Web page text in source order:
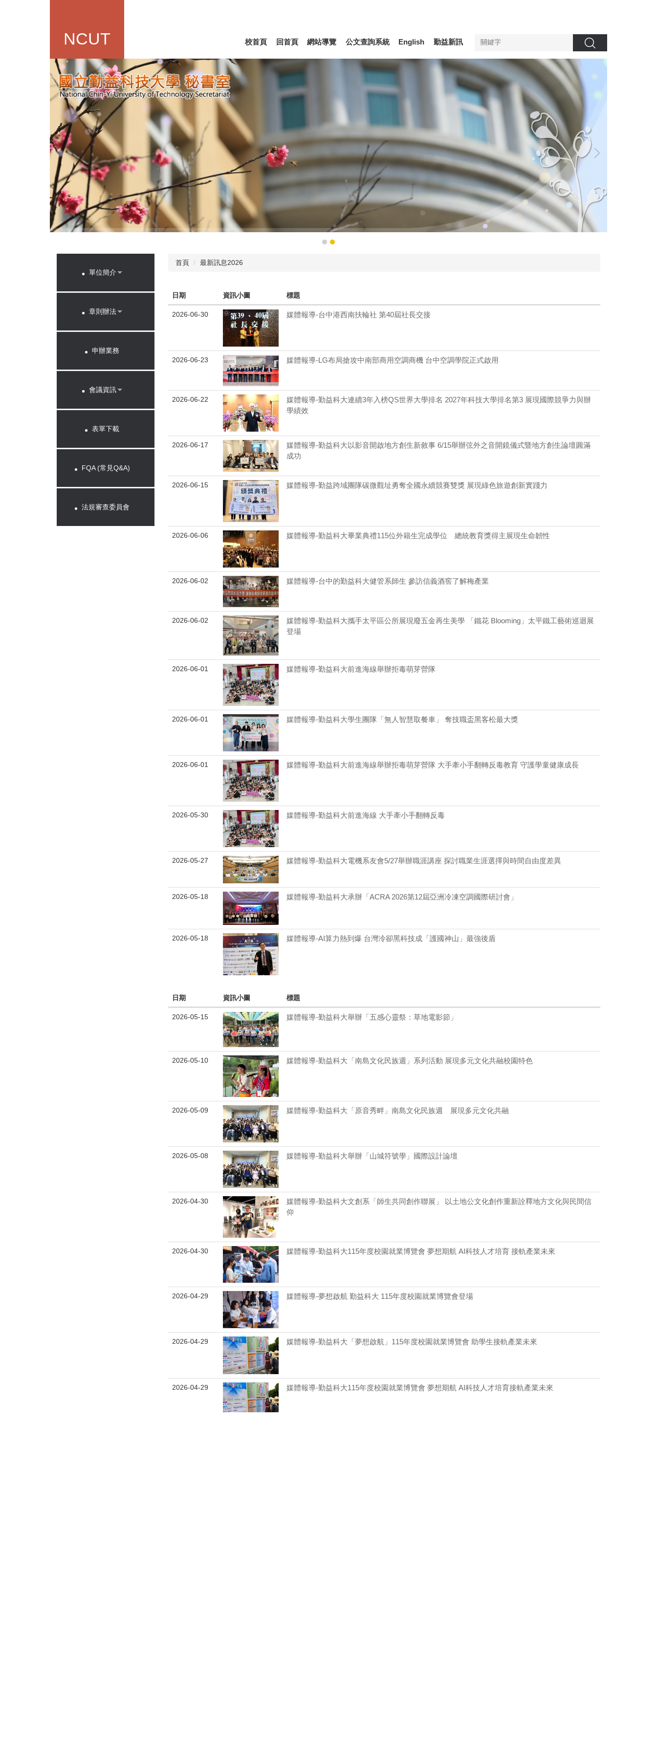
NCUT 校首頁 回首頁 網站導覽 公文查詢系統 English 勤益新訊 搜尋
單位簡介
章則辦法
申辦業務
會議資訊
表單下載
FQA (常見Q&A)
法規審查委員會
首頁 最新訊息2026
日期 資訊小圖 標題
2026-06-30 媒體報導-台中港西南扶輪社 第40屆社長交接
2026-06-23 媒體報導-LG布局搶攻中南部商用空調商機 台中空調學院正式啟用
2026-06-22
媒體報導-勤益科大連續3年入榜QS世界大學排名 2027年科技大學排名第3 展現國際競爭力與辦
學績效
2026-06-17
媒體報導-勤益科大以影音開啟地方創生新敘事 6/15舉辦弦外之音開鏡儀式暨地方創生論壇圓滿
成功
2026-06-15 媒體報導-勤益跨域團隊碳微觀址勇奪全國永續競賽雙獎 展現綠色旅遊創新實踐力
2026-06-06 媒體報導-勤益科大畢業典禮115位外籍生完成學位 總統教育獎得主展現生命韌性
2026-06-02 媒體報導-台中的勤益科大健管系師生 參訪信義酒窖了解梅產業
2026-06-02
媒體報導-勤益科大攜手太平區公所展現廢五金再生美學 「鐵花 Blooming」太平鐵工藝術巡迴展
登場
2026-06-01 媒體報導-勤益科大前進海線舉辦拒毒萌芽營隊
2026-06-01 媒體報導-勤益科大學生團隊「無人智慧取餐車」 奪技職盃黑客松最大獎
2026-06-01 媒體報導-勤益科大前進海線舉辦拒毒萌芽營隊 大手牽小手翻轉反毒教育 守護學童健康成長
2026-05-30 媒體報導-勤益科大前進海線 大手牽小手翻轉反毒
2026-05-27 媒體報導-勤益科大電機系友會5/27舉辦職涯講座 探討職業生涯選擇與時間自由度差異
2026-05-18 媒體報導-勤益科大承辦「ACRA 2026第12屆亞洲冷凍空調國際研討會」
2026-05-18 媒體報導-AI算力熱到爆 台灣冷卻黑科技成「護國神山」最強後盾
日期 資訊小圖 標題
2026-05-15 媒體報導-勤益科大舉辦「五感心靈祭：草地電影節」
2026-05-10 媒體報導-勤益科大「南島文化民族週」系列活動 展現多元文化共融校園特色
2026-05-09 媒體報導-勤益科大「原音秀畔」南島文化民族週 展現多元文化共融
2026-05-08 媒體報導-勤益科大舉辦「山城符號學」國際設計論壇
2026-04-30
媒體報導-勤益科大文創系「師生共同創作聯展」 以土地公文化創作重新詮釋地方文化與民間信
仰
2026-04-30 媒體報導-勤益科大115年度校園就業博覽會 夢想期航 AI科技人才培育 接軌產業未來
2026-04-29 媒體報導-夢想啟航 勤益科大 115年度校園就業博覽會登場
2026-04-29 媒體報導-勤益科大「夢想啟航」115年度校園就業博覽會 助學生接軌產業未來
2026-04-29 媒體報導-勤益科大115年度校園就業博覽會 夢想期航 AI科技人才培育接軌產業未來